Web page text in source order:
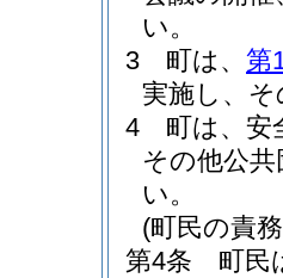
い。
3
町は、 第
実施し、
4
町は、安
その他公
い。
(町民の責
第4条
町民